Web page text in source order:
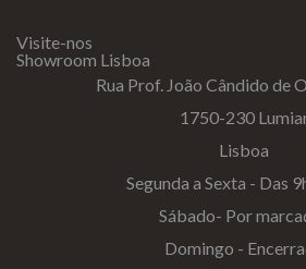
Visite-nos
Showroom Lisboa
Rua Prof. João Cândido de
1750-230
Lisboa
Segunda a Sexta - Das
Sábado- Por
Domingo -